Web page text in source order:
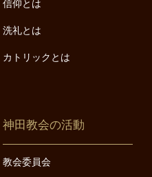
信仰とは
洗礼とは
カトリックとは
神田教会の活動
教会委員会